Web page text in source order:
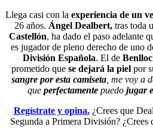
Llega casi con la experiencia de un
26 años. Ángel Dealbert, tras toda
Castellón, ha dado el paso adelante
es jugador de pleno derecho de uno
División Española. El de
prometido que se dejará la pielpor
sangre por esta camiseta, me voy a
que perfectamentepuedo jugar
Regístrate y opina.¿Crees que
Segunda a Primera División? ¿Crees